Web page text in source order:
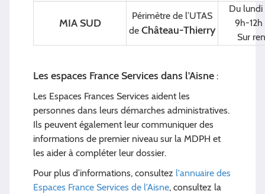
MIA SUD
Périmètre de l’UTAS
de Château-Thierry
Du lundi
9h-12h
Sur
Les espaces France Services dans l'Aisne :
Les Espaces Frances Services aident les
personnes dans leurs démarches administratives.
Ils peuvent également leur communiquer des
informations de premier niveau sur la MDPH et
les aider à compléter leur dossier.
Pour plus d’informations, consultez l'annuaire des
Espaces France Services de l'Aisne, consultez la